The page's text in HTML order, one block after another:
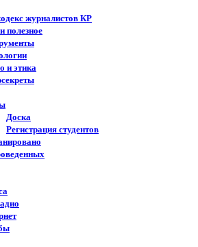
журналистов КР
полезное
и этика
Доска
Регистрация студентов